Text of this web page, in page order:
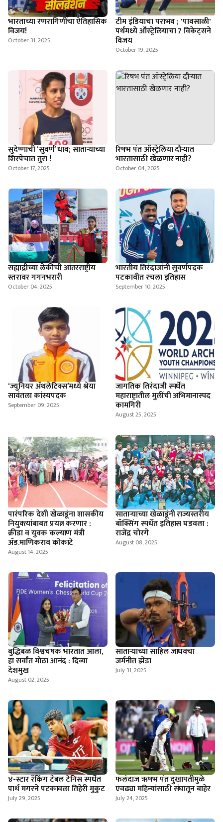
भारताच्या रणरागिणींचा ऐतिहासिक
विजय!
October 31, 2025
टीम इंडियाचा पराभव ; 'पावसाळी'
पर्थमध्ये ऑस्ट्रेलियाचा 7 विकेट्सने
विजय
October 19, 2025
सुदेष्णाची ‘सुवर्ण’ धाव; साताऱ्याच्या
शिरपेचात तुरा !
October 17, 2025
रिषभ पंत ऑस्ट्रेलिया दौऱ्यात
भारतासाठी खेळणार नाही?
October 04, 2025
सह्याद्रीच्या लेकींची आंतरराष्ट्रीय
स्तरावर गगनभरारी
October 04, 2025
भारतीय तिरंदाजांनी सुवर्णपदक
पटकावीत रचला इतिहास
September 10, 2025
‘ज्युनियर ॲथलेटिक्स’मध्ये श्रेया
सावंतला कांस्यपदक
September 09, 2025
जागतिक तिरंदाजी स्पर्धेत
महाराष्ट्रातील मुलींची अभिमानास्पद
कामगिरी
August 25, 2025
पारंपरिक देशी खेळाडूंना शासकीय
नियुक्त्यांबाबत प्रयत्न करणार :
क्रीडा व युवक कल्याण मंत्री
ॲड.माणिकराव कोकाटे
August 14, 2025
सातार्‍याच्या खेळाडूंनी राज्यस्तरीय
बॉक्सिंग स्पर्धेत इतिहास घडवला :
राजेंद्र चोरगे
August 08, 2025
बुद्धिबळ विश्वचषक भारतात आला,
हा सर्वांत मोठा आनंद : दिव्या
देशमुख
August 02, 2025
साताऱ्याच्या साहिल जाधवचा
जर्मनीत झेंडा
July 31, 2025
४-स्टार रँकिंग टेबल टेनिस स्पर्धेत
पार्थ मगरने पटकावला तिहेरी मुकुट
July 29, 2025
फलंदाज ऋषभ पंत दुखापतीमुळे
एवढ्या महिन्यांसाठी संघातून बाहेर
July 24, 2025